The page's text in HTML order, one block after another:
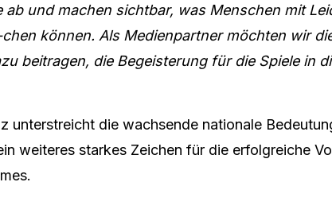
ab und machen sichtbar, was Menschen mit
chen können. Als Medienpartner möchten wir
beitragen, die Begeisterung für die Spiele in
unterstreicht die wachsende nationale
weiteres starkes Zeichen für die erfolgreiche